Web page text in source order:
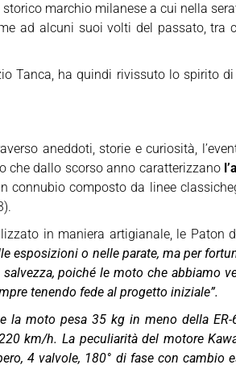
marchio milanese a cui nella
ad alcuni suoi volti del passato, tra
Tanca, ha quindi rivissuto lo spirito
aneddoti, storie e curiosità,
che dallo scorso anno caratterizzano
connubio composto da linee
in maniera artigianale, le Paton
esposizioni o nelle parate, ma per
poiché le moto che abbiamo
tenendo fede al progetto iniziale”.
la moto pesa 35 kg in meno della ER-
km/h. La peculiarità del motore
4 valvole, 180° di fase con cambio